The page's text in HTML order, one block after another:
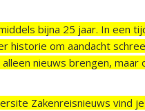
bijna 25 jaar. In een
historie om aandacht
nieuws brengen,
Zakenreisnieuws vind